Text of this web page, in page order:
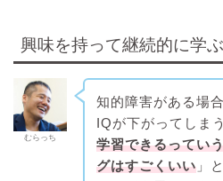
興味を持って継続的に学
むらっち
知的障害がある場
IQが下がってしま
学習できるってい
グはすごくいい」